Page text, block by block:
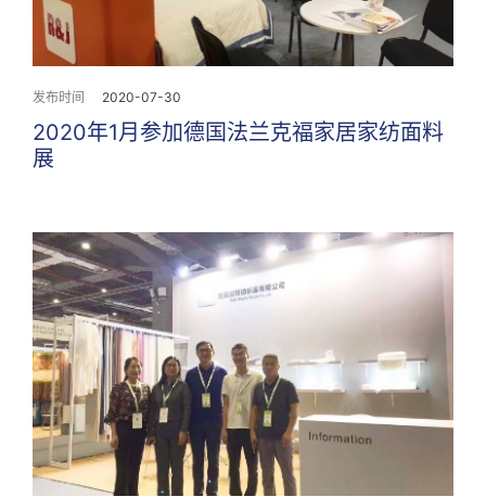
发布时间 2020-07-30
2020年1月参加德国法兰克福家居家纺面料
展